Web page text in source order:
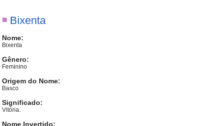
Bixenta
Nome:
Bixenta
Gênero:
Feminino
Origem do Nome:
Basco
Significado:
Vitória.
Nome Invertido: